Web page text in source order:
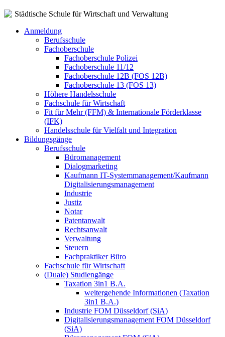
Städtische Schule für Wirtschaft und Verwaltung
Anmeldung
Berufsschule
Fachoberschule
Fachoberschule Polizei
Fachoberschule 11/12
Fachoberschule 12B (FOS 12B)
Fachoberschule 13 (FOS 13)
Höhere Handelsschule
Fachschule für Wirtschaft
Fit für Mehr (FFM) & Internationale Förderklasse
(IFK)
Handelsschule für Vielfalt und Integration
Bildungsgänge
Berufsschule
Büromanagement
Dialogmarketing
Kaufmann IT-Systemmanagement/Kaufmann
Digitalisierungsmanagement
Industrie
Justiz
Notar
Patentanwalt
Rechtsanwalt
Verwaltung
Steuern
Fachpraktiker Büro
Fachschule für Wirtschaft
(Duale) Studiengänge
Taxation 3in1 B.A.
weitergehende Informationen (Taxation
3in1 B.A.)
Industrie FOM Düsseldorf (SiA)
Digitalisierungsmanagement FOM Düsseldorf
(SiA)